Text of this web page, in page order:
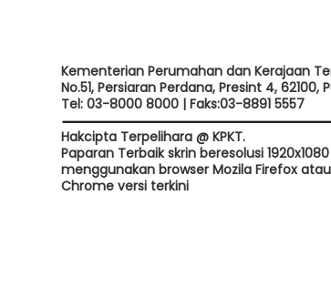
Kementerian Perumahan dan Kerajaan
No.51, Persiaran Perdana, Presint 4, 62100,
Tel: 03-8000 8000 | Faks:03-8891 5557
Hakcipta Terpelihara @ KPKT.
Paparan Terbaik skrin beresolusi
menggunakan browser Mozila Firefox atau
Chrome versi terkini